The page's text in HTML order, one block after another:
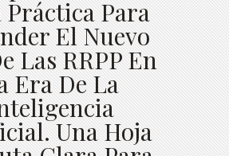
Práctica Para
El Nuevo
Las RRPP En
Era De La
Una Hoja